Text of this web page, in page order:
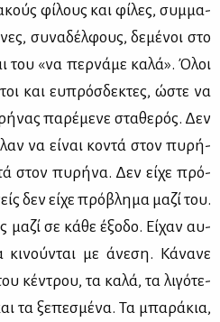
φί­λους και φί­λες, συμ­μα­
συ­να­δέλ­φους, δε­μέ­νοι στο
του «να περ­νά­με κα­λά». Όλοι
και ευ­πρόσ­δε­κτες, ώστε να
πα­ρέ­με­νε στα­θε­ρός. Δεν
να εί­ναι κο­ντά στον πυ­ρή­
στον πυ­ρή­να. Δεν εί­χε πρό­
δεν εί­χε πρό­βλη­μα μα­ζί του.
μα­ζί σε κά­θε έξο­δο. Εί­χαν αυ­
κι­νού­νται με άνε­ση. Κά­να­νε
κέ­ντρου, τα κα­λά, τα λι­γό­τε­
τα ξε­πε­σμέ­να. Τα μπα­ρά­κια,